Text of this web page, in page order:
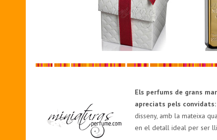
Els perfums de grans
apreciats pels convidats:
disseny, amb la mateixa
en el detall ideal per ser